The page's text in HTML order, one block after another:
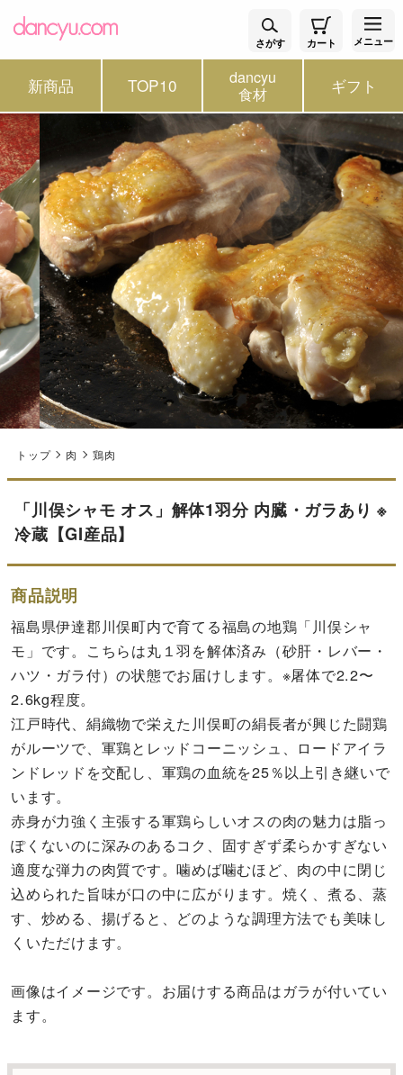
さがす カート メニュー
新商品 TOP10 dancyu
食材 ギフト
トップ 肉 鶏肉
「川俣シャモ オス」解体1羽分 内臓・ガラあり ※
冷蔵【GI産品】
商品説明
福島県伊達郡川俣町内で育てる福島の地鶏「川俣シャ
モ」です。こちらは丸１羽を解体済み（砂肝・レバー・
ハツ・ガラ付）の状態でお届けします。※屠体で2.2〜
2.6kg程度。
江戸時代、絹織物で栄えた川俣町の絹長者が興じた闘鶏
がルーツで、軍鶏とレッドコーニッシュ、ロードアイラ
ンドレッドを交配し、軍鶏の血統を25％以上引き継いで
います。
赤身が力強く主張する軍鶏らしいオスの肉の魅力は脂っ
ぽくないのに深みのあるコク、固すぎず柔らかすぎない
適度な弾力の肉質です。噛めば噛むほど、肉の中に閉じ
込められた旨味が口の中に広がります。焼く、煮る、蒸
す、炒める、揚げると、どのような調理方法でも美味し
くいただけます。
画像はイメージです。お届けする商品はガラが付いてい
ます。